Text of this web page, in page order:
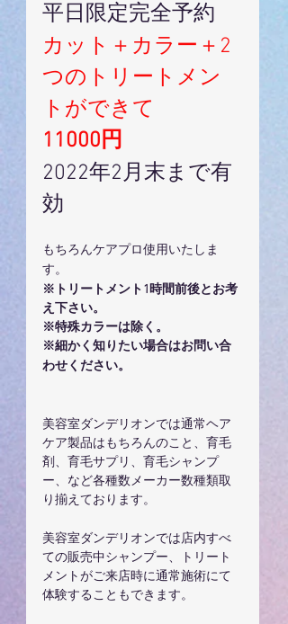
平日限定完全予約
カット＋カラー＋2
つのトリートメン
トができて
11000円
2022年2月末まで有
効
もちろんケアプロ使用いたしま
す。
※トリートメント1時間前後とお考
え下さい。
※特殊カラーは除く。
※細かく知りたい場合はお問い合
わせください。
美容室ダンデリオンでは通常ヘア
ケア製品はもちろんのこと、育毛
剤、育毛サプリ、育毛シャンプ
ー、など各種数メーカー数種類取
り揃えております。
美容室ダンデリオンでは店内すべ
ての販売中シャンプー、トリート
メントがご来店時に通常施術にて
体験することもできます。